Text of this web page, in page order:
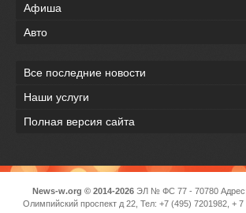
Афиша
Авто
Все последние новости
Наши услуги
Полная версия сайта
News-w.org © 2014-2026ЭЛ № ФС 77 - 70780 Адрес:
Олимпийский проспект д 22, Тел: +7 (495) 7201982, + 7